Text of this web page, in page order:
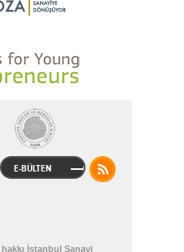
E-BÜLTEN
İstanbul Sanayi